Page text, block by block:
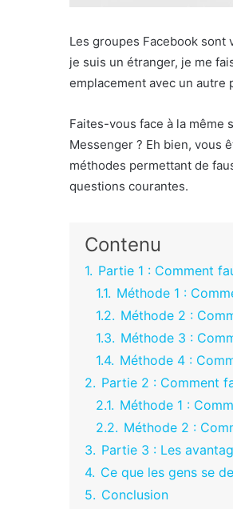
Les groupes Facebook sont
je suis un étranger, je me
emplacement avec un autre
Faites-vous face à la même
Messenger ? Eh bien, vous
méthodes permettant de
questions courantes.
Contenu
1. Partie 1 : Comment
1.1. Méthode 1 :
1.2. Méthode 2 :
1.3. Méthode 3 :
1.4. Méthode 4 :
2. Partie 2 : Comment
2.1. Méthode 1 :
2.2. Méthode 2 :
3. Partie 3 : Les
4. Ce que les gens se
5. Conclusion